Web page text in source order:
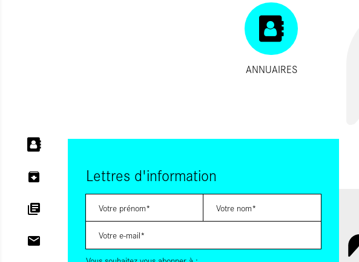
ANNUAIRES
Lettres d'information